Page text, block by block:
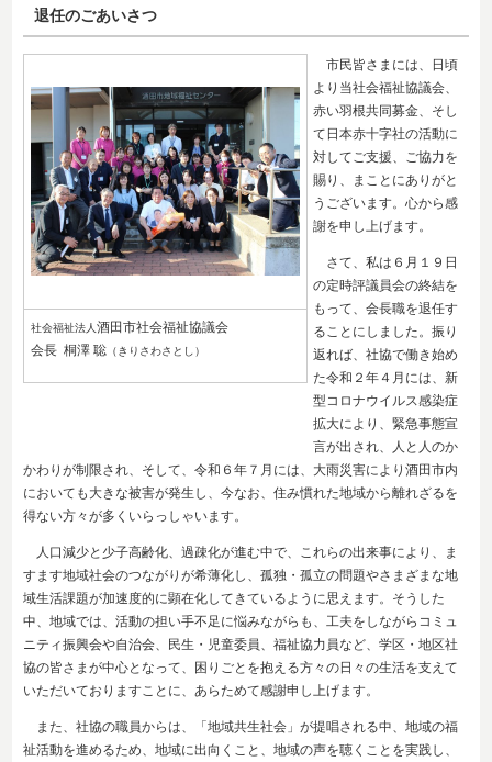
退任のごあいさつ
社会福祉法人酒田市社会福祉協議会
会長 桐澤 聡 （きりさわさとし）
市民皆さまには、日頃
より当社会福祉協議会、
赤い羽根共同募金、そし
て日本赤十字社の活動に
対してご支援、ご協力を
賜り、まことにありがと
うございます。心から感
謝を申し上げます。
さて、私は６月１９日
の定時評議員会の終結を
もって、会長職を退任す
ることにしました。振り
返れば、社協で働き始め
た令和２年４月には、新
型コロナウイルス感染症
拡大により、緊急事態宣
言が出され、人と人のか
かわりが制限され、そして、令和６年７月には、大雨災害により酒田市内
においても大きな被害が発生し、今なお、住み慣れた地域から離れざるを
得ない方々が多くいらっしゃいます。
人口減少と少子高齢化、過疎化が進む中で、これらの出来事により、ま
すます地域社会のつながりが希薄化し、孤独・孤立の問題やさまざまな地
域生活課題が加速度的に顕在化してきているように思えます。そうした
中、地域では、活動の担い手不足に悩みながらも、工夫をしながらコミュ
ニティ振興会や自治会、民生・児童委員、福祉協力員など、学区・地区社
協の皆さまが中心となって、困りごとを抱える方々の日々の生活を支えて
いただいておりますことに、あらためて感謝申し上げます。
また、社協の職員からは、「地域共生社会」が提唱される中、地域の福
祉活動を進めるため、地域に出向くこと、地域の声を聴くことを実践し、